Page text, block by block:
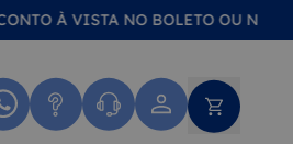
VISTA NO BOLETO OU NO PIX